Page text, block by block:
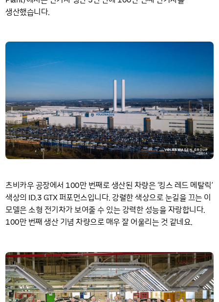
생산했습니다.
츠비카우 공장에서 100만 번째로 생산된 차량은 ‘킹스 레드 메탈릭’
색상의 ID.3 GTX퍼포먼스입니다. 강렬한 색상으로 눈길을 끄는 이
모델은 소형 전기차가 보여줄 수 있는 강력한 성능을 자랑합니다.
100만 번째 생산 기념 차량으로 매우 잘 어울리는 것 같네요.